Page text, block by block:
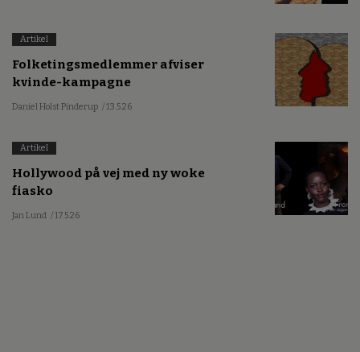
Artikel
Folketingsmedlemmer afviser
kvinde-kampagne
Daniel Holst Pinderup / 13.5.26
Artikel
Hollywood på vej med ny woke
fiasko
Jan Lund / 17.5.26